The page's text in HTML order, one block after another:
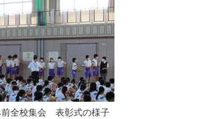
前全校集会 表彰式の様子